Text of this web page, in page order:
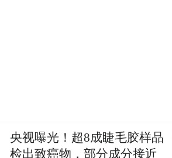
央视曝光！超8成睫毛胶样品
检出致癌物，部分成分接近